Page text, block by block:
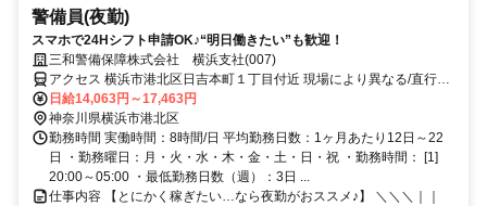
警備員(夜勤)
スマホで24Hシフト申請OK♪“明日働きたい”も歓迎！
三和警備保障株式会社 横浜支社(007)
アクセス 横浜市港北区日吉本町１丁目付近 現場により異なる/直行直
帰/勤務地相談可 ■週3日～■電話面接
日給14,063円～17,463円
神奈川県横浜市港北区
勤務時間 実働時間：8時間/日 平均勤務日数：1ヶ月あたり12日～22
日 ・勤務曜日：月・火・水・木・金・土・日・祝 ・勤務時間： [1]
20:00～05:00 ・最低勤務日数（週）：3日 ...
仕事内容 【とにかく稼ぎたい…なら夜勤がおススメ♪】 ＼＼＼｜｜